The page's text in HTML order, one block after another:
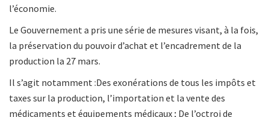
l’économie.
Le Gouvernement a pris une série de mesures visant, à la fois,
la préservation du pouvoir d’achat et l’encadrement de la
production la 27 mars.
Il s’agit notamment :Des exonérations de tous les impôts et
taxes sur la production, l’importation et la vente des
médicaments et équipements médicaux ; De l’octroi de